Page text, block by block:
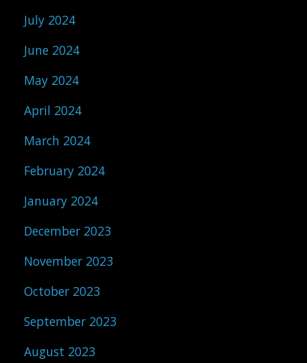
July 2024
June 2024
May 2024
April 2024
March 2024
February 2024
January 2024
December 2023
November 2023
October 2023
September 2023
August 2023